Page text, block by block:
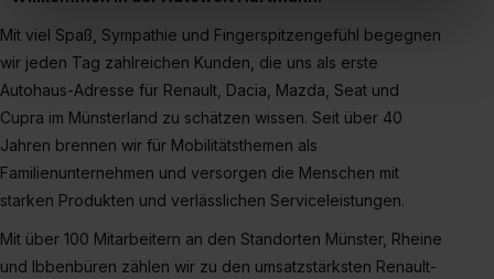
In diesem Fall sowie bei der separaten Aktivierung von
„Social Media und Marketing“ bist du auch damit
Inhalte (z.B. Videos oder Posts) angezeigt und hierfür
Eine Erlaubnis hierfür kannst du auch später noch im
Einzelfall bei dem jeweiligen Inhalt erteilen. Willst du nur
bestimmte Verwendungszwecke zulassen, triff deine
Auswahl über die Checkboxen und klick auf „Auswahl
Mit viel Spaß, Sympathie und Fingerspitzengefühl begegnen
wir jeden Tag zahlreichen Kunden, die uns als erste
Autohaus-Adresse für Renault, Dacia, Mazda, Seat und
Cupra im Münsterland zu schätzen wissen. Seit über 40
Jahren brennen wir für Mobilitätsthemen als
Familienunternehmen und versorgen die Menschen mit
starken Produkten und verlässlichen Serviceleistungen.
Mit über 100 Mitarbeitern an den Standorten Münster, Rheine
und Ibbenbüren zählen wir zu den umsatzstärksten Renault-